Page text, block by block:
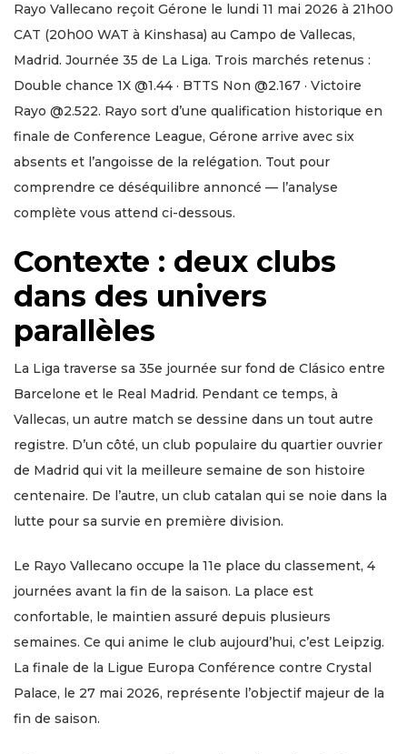
Rayo Vallecano reçoit Gérone le lundi 11 mai 2026 à 21h00
CAT (20h00 WAT à Kinshasa) au Campo de Vallecas,
Madrid. Journée 35 de La Liga. Trois marchés retenus :
Double chance 1X @1.44 · BTTS Non @2.167 · Victoire
Rayo @2.522. Rayo sort d’une qualification historique en
finale de Conference League, Gérone arrive avec six
absents et l’angoisse de la relégation. Tout pour
comprendre ce déséquilibre annoncé — l’analyse
complète vous attend ci-dessous.
Contexte : deux clubs
dans des univers
parallèles
La Liga traverse sa 35e journée sur fond de Clásico entre
Barcelone et le Real Madrid. Pendant ce temps, à
Vallecas, un autre match se dessine dans un tout autre
registre. D’un côté, un club populaire du quartier ouvrier
de Madrid qui vit la meilleure semaine de son histoire
centenaire. De l’autre, un club catalan qui se noie dans la
lutte pour sa survie en première division.
Le Rayo Vallecano occupe la 11e place du classement, 4
journées avant la fin de la saison. La place est
confortable, le maintien assuré depuis plusieurs
semaines. Ce qui anime le club aujourd’hui, c’est Leipzig.
La finale de la Ligue Europa Conférence contre Crystal
Palace, le 27 mai 2026, représente l’objectif majeur de la
fin de saison.